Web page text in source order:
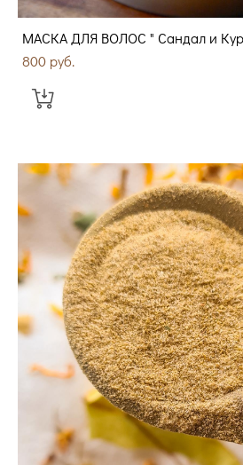
МАСКА ДЛЯ ВОЛОС " Сандал и
800 pуб.